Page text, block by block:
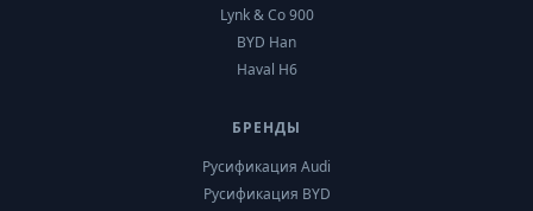
Lynk & Co 900
BYD Han
Haval H6
БРЕНДЫ
Русификация Audi
Русификация BYD